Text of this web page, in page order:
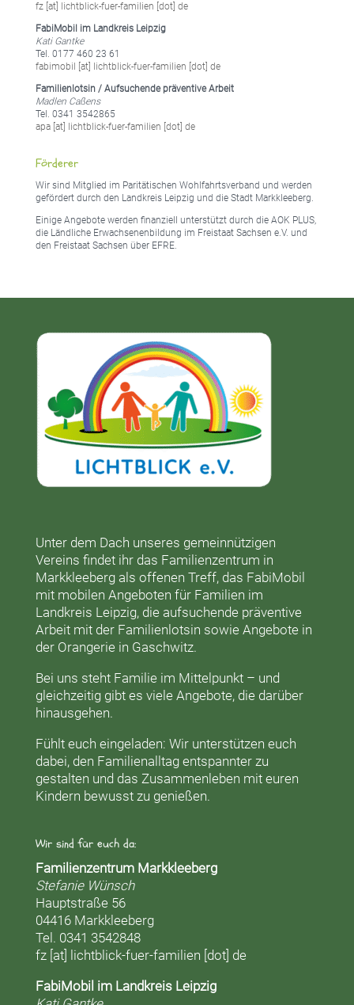
fz [at] lichtblick-fuer-familien [dot] de
FabiMobil im Landkreis Leipzig
Kati Gantke
Tel. 0177 460 23 61
fabimobil [at] lichtblick-fuer-familien [dot] de
Familienlotsin / Aufsuchende präventive Arbeit
Madlen Caßens
Tel. 0341 3542865
apa [at] lichtblick-fuer-familien [dot] de
Förderer
Wir sind Mitglied im Paritätischen Wohlfahrtsverband und werden
gefördert durch den Landkreis Leipzig und die Stadt Markkleeberg.
Einige Angebote werden finanziell unterstützt durch die AOK PLUS,
die Ländliche Erwachsenenbildung im Freistaat Sachsen e.V. und
den Freistaat Sachsen über EFRE.
Unter dem Dach unseres gemeinnützigen
Vereins findet ihr das Familienzentrum in
Markkleebergals offenen Treff, das FabiMobil
mit mobilen Angeboten für Familien im
Landkreis Leipzig, die aufsuchende präventive
Arbeit mit der Familienlotsin sowie Angebote in
der Orangeriein Gaschwitz.
Bei uns steht Familie im Mittelpunkt – und
gleichzeitig gibt es viele Angebote, die darüber
hinausgehen.
Fühlt euch eingeladen: Wir unterstützen euch
dabei, den Familienalltag entspannter zu
gestalten und das Zusammenleben mit euren
Kindern bewusst zu genießen.
Wir sind für euch da:
Familienzentrum Markkleeberg
Stefanie Wünsch
Hauptstraße 56
04416 Markkleeberg
Tel. 0341 3542848
fz [at] lichtblick-fuer-familien [dot] de
FabiMobil im Landkreis Leipzig